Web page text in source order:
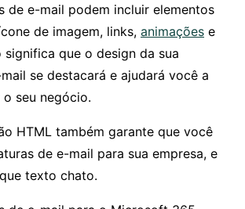
de e-mail podem incluir elementos
de imagem, links, animações e
significa que o design da sua
se destacará e ajudará você a
seu negócio.
HTML também garante que você
de e-mail para sua empresa, e
texto chato.